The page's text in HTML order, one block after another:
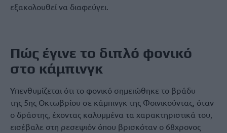
εξακολουθεί να διαφεύγει.
Πώς έγινε το διπλό φονικό
στο κάμπινγκ
Υπενθυμίζεται ότι το φονικό σημειώθηκε το βράδυ
της 5ης Οκτωβρίου σε κάμπινγκ της Φοινικούντας, όταν
ο δράστης, έχοντας καλυμμένα τα χαρακτηριστικά του,
εισέβαλε στη ρεσεψιόν όπου βρισκόταν ο 68χρονος